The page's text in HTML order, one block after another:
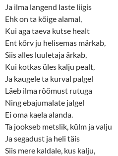
Ja ilma langend laste liigis
Ehk on ta kõige alamal,
Kui aga taeva kutse healt
Ent kõrv ju helisemas märkab,
Siis alles luuletaja ärkab,
Kui kotkas üles kalju pealt,
Ja kaugele ta kurval palgel
Läeb ilma rõõmust rutuga
Ning ebajumalate jalgel
Ei oma kaela alanda.
Ta jookseb metslik, külm ja valju
Ja segadust ja heli täis
Siis mere kaldale, kus kalju,